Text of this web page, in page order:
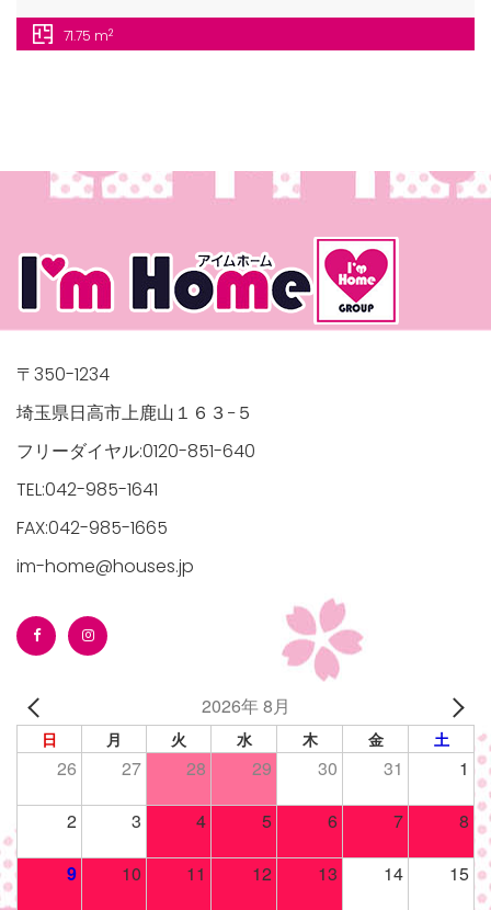
71.75 m2
〒350-1234
埼玉県日高市上鹿山１６３−５
フリーダイヤル:0120-851-640
TEL:042-985-1641
FAX:042-985-1665
im-home@houses.jp
2026年 8月
日 月 火 水 木 金 土
26 27 28 29 30 31 1
2 3 4 5 6 7 8
9 10 11 12 13 14 15